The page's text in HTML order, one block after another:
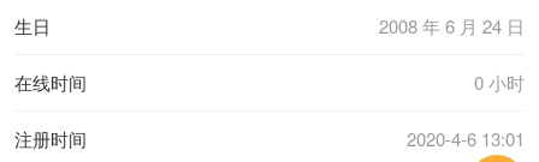
2008 年 6 月 24 日
生日
0 小时
在线时间
2020-4-6 13:01
注册时间